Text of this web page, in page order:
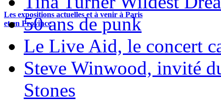
Les expositions actuelles et à venir à Paris
et en Province
50 ans de punk
Le Live Aid, le concert
Steve Winwood, invité
Stones